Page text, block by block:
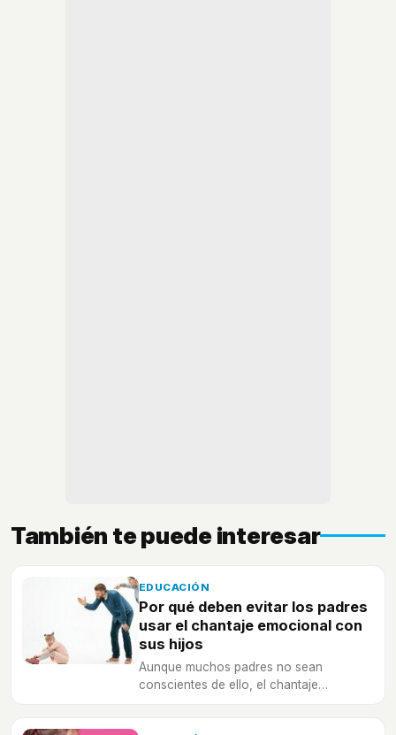
También te puede interesar
EDUCACIÓN
Por qué deben evitar los padres
usar el chantaje emocional con
sus hijos
Aunque muchos padres no sean
conscientes de ello, el chantaje